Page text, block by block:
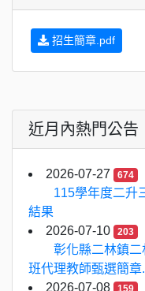
招生簡章.pdf
近月內熱門公告
2026-07-27 674
115學年度二升
結果
2026-07-10
203
彰化縣二林鎮
班代理教師甄選簡章
2026-07-08
159